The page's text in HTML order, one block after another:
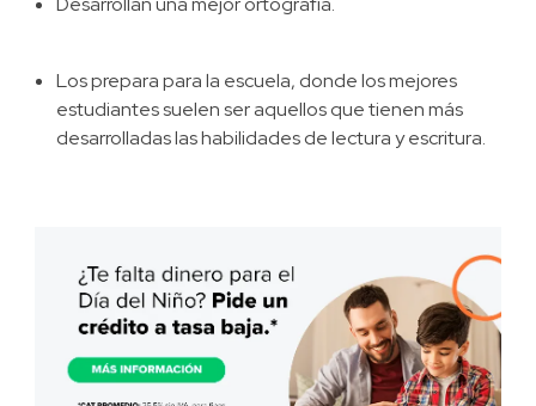
Los prepara para la escuela, donde los mejores
estudiantes suelen ser aquellos que tienen más
desarrolladas las habilidades de lectura y escritura.